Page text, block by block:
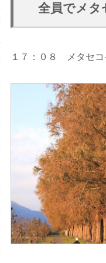
全員でメタ
１７：０８ メタセコ